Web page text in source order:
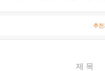
추천
제 목